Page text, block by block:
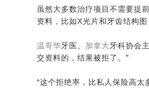
虽然大多数治疗项目不需要提
资料，比如X光片和牙齿结构
温哥华牙医、 加拿大 牙科协会
交资料的，结果被拒了。”
“这个拒绝率，比私人保险高太